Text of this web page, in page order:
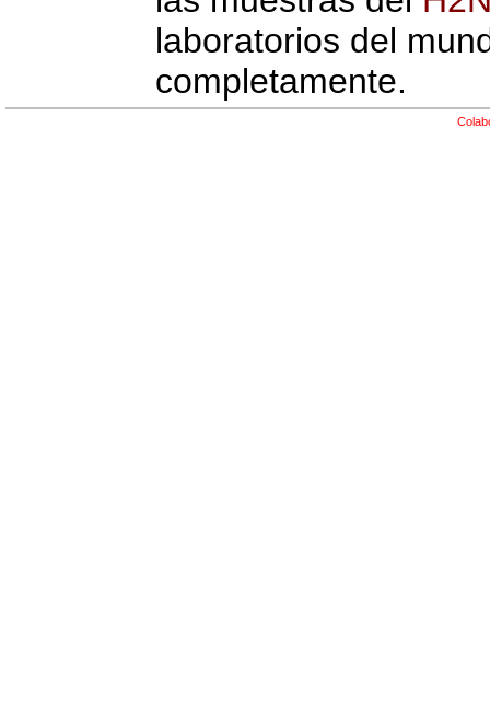
laboratorios del
completamente.